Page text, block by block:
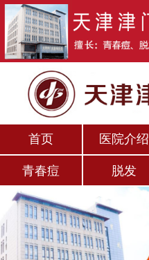
首页 医院介绍
青春痘 脱发